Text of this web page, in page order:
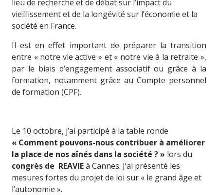
lieu de recherche et de débat sur l’impact du
vieillissement et de la longévité sur l’économie et la
société en France.
Il est en effet important de préparer la transition
entre « notre vie active » et « notre vie à la retraite »,
par le biais d’engagement associatif ou grâce à la
formation, notamment grâce au Compte personnel
de formation (CPF).
Le 10 octobre, j’ai participé à la table ronde
« Comment pouvons-nous contribuer à améliorer
la place de nos aînés dans la société ? » lors du
congrès de REAVIEà Cannes. J’ai présenté les
mesures fortes du projet de loi sur « le grand âge et
l’autonomie ».